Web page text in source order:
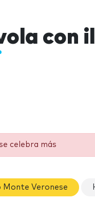
con
celebra más
Monte Veronese